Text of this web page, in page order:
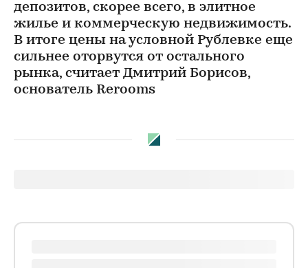
депозитов, скорее всего, в элитное
жилье и коммерческую недвижимость.
В итоге цены на условной Рублевке еще
сильнее оторвутся от остального
рынка, считает Дмитрий Борисов,
основатель Rerooms